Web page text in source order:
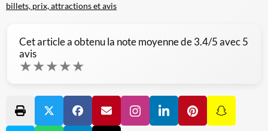
billets, prix, attractions et avis
Cet article a obtenu la note moyenne de3.4/5 avec5
avis
★★★★★